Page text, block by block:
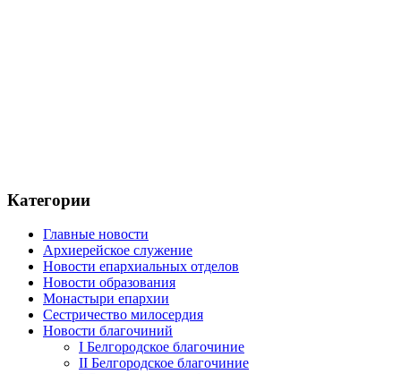
Категории
Главные новости
Архиерейское служение
Новости епархиальных отделов
Новости образования
Монастыри епархии
Сестричество милосердия
Новости благочиний
I Белгородское благочиние
II Белгородское благочиние